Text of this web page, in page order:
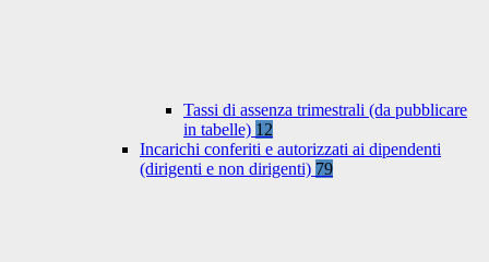
Tassi di assenza trimestrali (da pubblicare
in tabelle) 12
Incarichi conferiti e autorizzati ai dipendenti
(dirigenti e non dirigenti) 79